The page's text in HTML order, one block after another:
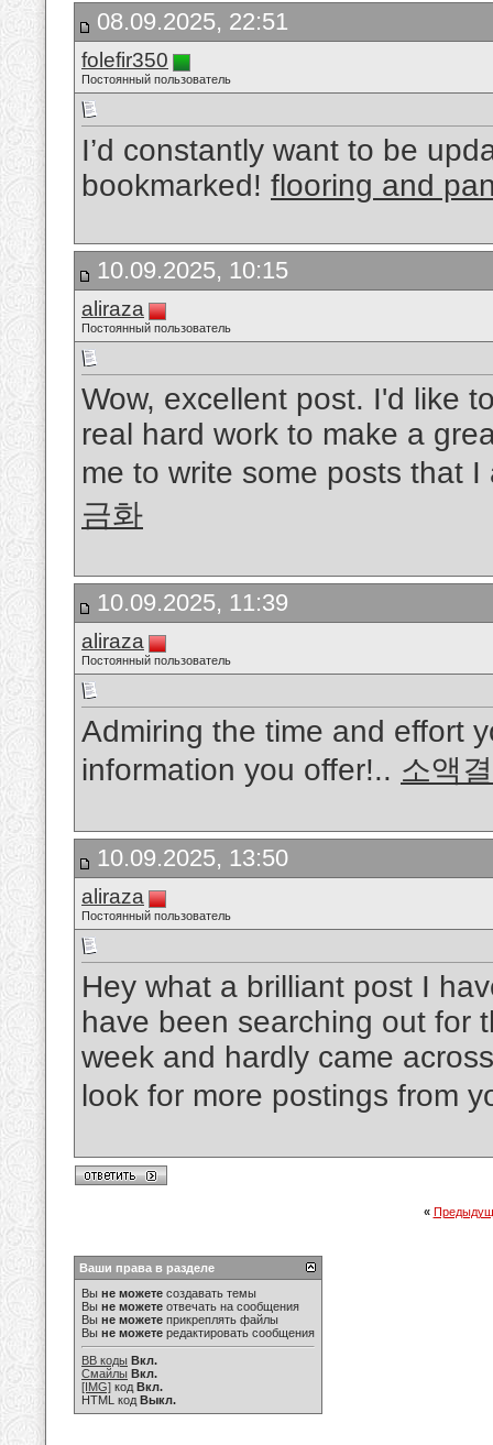
08.09.2025, 22:51
folefir350
Постоянный пользователь
I’d constantly want to be
bookmarked! flooring and
10.09.2025, 10:15
aliraza
Постоянный пользователь
Wow, excellent post. I'd like
real hard work to make a
me to write some posts that
금화
10.09.2025, 11:39
aliraza
Постоянный пользователь
Admiring the time and effort
information you offer!.. 소액
10.09.2025, 13:50
aliraza
Постоянный пользователь
Hey what a brilliant post I
have been searching out for
week and hardly came
look for more postings from
«
Ваши права в разделе
Вы не можете создавать темы
Вы не можете отвечать на сообщения
Вы не можете прикреплять файлы
Вы не можете редактировать сообщения
BB коды Вкл.
Смайлы Вкл.
[IMG] код Вкл.
HTML код Выкл.